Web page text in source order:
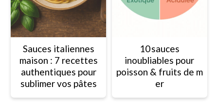
Sauces italiennes
maison : 7 recettes
authentiques pour
sublimer vos pâtes
10 sauces
inoubliables pour
poisson & fruits de m
er